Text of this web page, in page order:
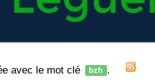
avec le mot clé bzh .